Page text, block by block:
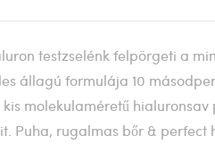
testzselénk felpörgeti a
állagú formulája 10
molekulaméretű
Puha, rugalmas bőr & perfect